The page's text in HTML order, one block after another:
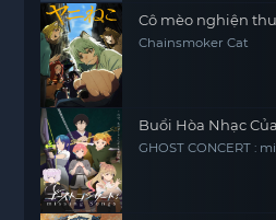
Cô mèo nghiện
Chainsmoker Cat
Buổi Hòa Nhạc
GHOST CONCERT :